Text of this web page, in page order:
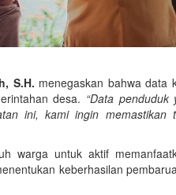
S.H. menegaskan bahwa data
desa. “Data
ini, kami ingin
warga untuk aktif
keberhasilan